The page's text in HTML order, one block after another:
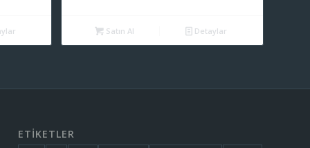
Satın Al Detaylar
ETİKETLER